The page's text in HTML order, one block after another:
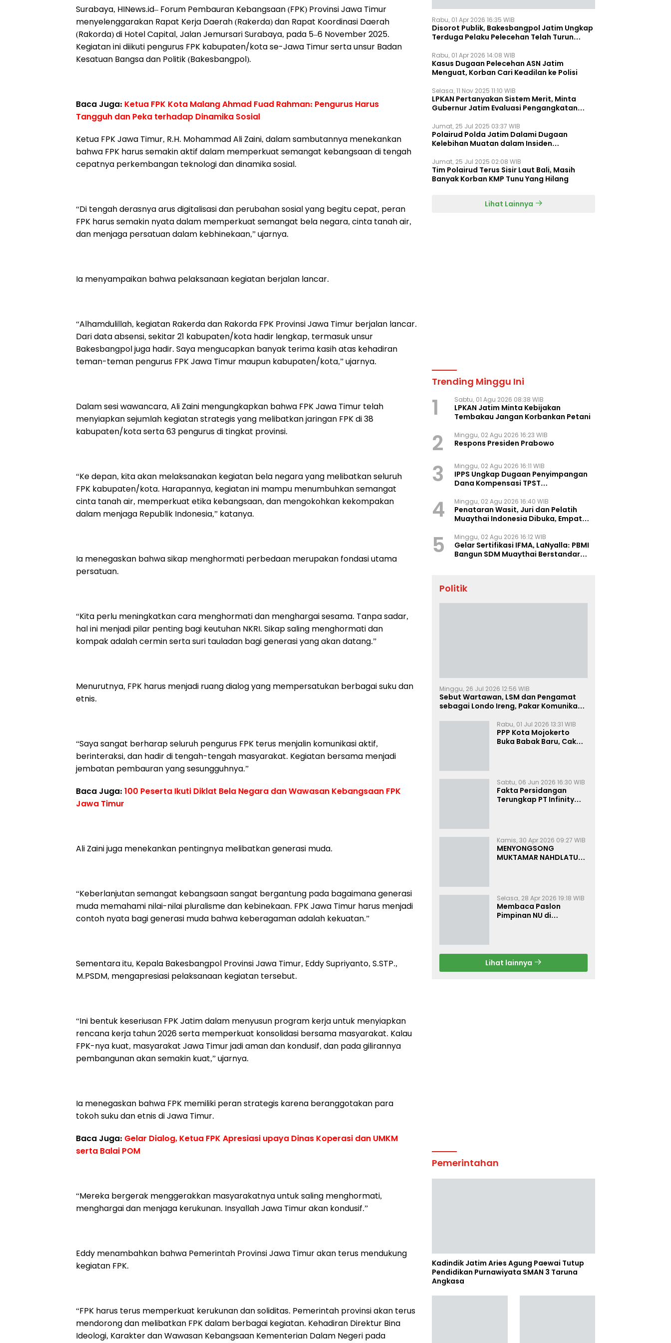
Surabaya, HINews.id– Forum Pembauran Kebangsaan (FPK) Provinsi Jawa Timur
menyelenggarakan Rapat Kerja Daerah (Rakerda) dan Rapat Koordinasi Daerah
(Rakorda) di Hotel Capital, Jalan Jemursari Surabaya, pada 5–6 November 2025.
Kegiatan ini diikuti pengurus FPK kabupaten/kota se-Jawa Timur serta unsur Badan
Kesatuan Bangsa dan Politik (Bakesbangpol).
Baca Juga: Ketua FPK Kota Malang Ahmad Fuad Rahman: Pengurus Harus
Tangguh dan Peka terhadap Dinamika Sosial
Ketua FPK Jawa Timur, R.H. Mohammad Ali Zaini, dalam sambutannya menekankan
bahwa FPK harus semakin aktif dalam memperkuat semangat kebangsaan di tengah
cepatnya perkembangan teknologi dan dinamika sosial.
“Di tengah derasnya arus digitalisasi dan perubahan sosial yang begitu cepat, peran
FPK harus semakin nyata dalam memperkuat semangat bela negara, cinta tanah air,
dan menjaga persatuan dalam kebhinekaan,” ujarnya.
Ia menyampaikan bahwa pelaksanaan kegiatan berjalan lancar.
“Alhamdulillah, kegiatan Rakerda dan Rakorda FPK Provinsi Jawa Timur berjalan lancar.
Dari data absensi, sekitar 21 kabupaten/kota hadir lengkap, termasuk unsur
Bakesbangpol juga hadir. Saya mengucapkan banyak terima kasih atas kehadiran
teman-teman pengurus FPK Jawa Timur maupun kabupaten/kota,” ujarnya.
Dalam sesi wawancara, Ali Zaini mengungkapkan bahwa FPK Jawa Timur telah
menyiapkan sejumlah kegiatan strategis yang melibatkan jaringan FPK di 38
kabupaten/kota serta 63 pengurus di tingkat provinsi.
“Ke depan, kita akan melaksanakan kegiatan bela negara yang melibatkan seluruh
FPK kabupaten/kota. Harapannya, kegiatan ini mampu menumbuhkan semangat
cinta tanah air, memperkuat etika kebangsaan, dan mengokohkan kekompakan
dalam menjaga Republik Indonesia,” katanya.
Ia menegaskan bahwa sikap menghormati perbedaan merupakan fondasi utama
persatuan.
“Kita perlu meningkatkan cara menghormati dan menghargai sesama. Tanpa sadar,
hal ini menjadi pilar penting bagi keutuhan NKRI. Sikap saling menghormati dan
kompak adalah cermin serta suri tauladan bagi generasi yang akan datang.”
Menurutnya, FPK harus menjadi ruang dialog yang mempersatukan berbagai suku dan
etnis.
“Saya sangat berharap seluruh pengurus FPK terus menjalin komunikasi aktif,
berinteraksi, dan hadir di tengah-tengah masyarakat. Kegiatan bersama menjadi
jembatan pembauran yang sesungguhnya.”
Baca Juga: 100 Peserta Ikuti Diklat Bela Negara dan Wawasan Kebangsaan FPK
Jawa Timur
Ali Zaini juga menekankan pentingnya melibatkan generasi muda.
“Keberlanjutan semangat kebangsaan sangat bergantung pada bagaimana generasi
muda memahami nilai-nilai pluralisme dan kebinekaan. FPK Jawa Timur harus menjadi
contoh nyata bagi generasi muda bahwa keberagaman adalah kekuatan.”
Sementara itu, Kepala Bakesbangpol Provinsi Jawa Timur, Eddy Supriyanto, S.STP.,
M.PSDM, mengapresiasi pelaksanaan kegiatan tersebut.
“Ini bentuk keseriusan FPK Jatim dalam menyusun program kerja untuk menyiapkan
rencana kerja tahun 2026 serta memperkuat konsolidasi bersama masyarakat. Kalau
FPK-nya kuat, masyarakat Jawa Timur jadi aman dan kondusif, dan pada gilirannya
pembangunan akan semakin kuat,” ujarnya.
Ia menegaskan bahwa FPK memiliki peran strategis karena beranggotakan para
tokoh suku dan etnis di Jawa Timur.
Baca Juga: Gelar Dialog, Ketua FPK Apresiasi upaya Dinas Koperasi dan UMKM
serta Balai POM
“Mereka bergerak menggerakkan masyarakatnya untuk saling menghormati,
menghargai dan menjaga kerukunan. Insyallah Jawa Timur akan kondusif.”
Eddy menambahkan bahwa Pemerintah Provinsi Jawa Timur akan terus mendukung
kegiatan FPK.
“FPK harus terus memperkuat kerukunan dan soliditas. Pemerintah provinsi akan terus
mendorong dan melibatkan FPK dalam berbagai kegiatan. Kehadiran Direktur Bina
Ideologi, Karakter dan Wawasan Kebangsaan Kementerian Dalam Negeri pada
Rabu, 01 Apr 2026 16:35 WIB
Disorot Publik, Bakesbangpol Jatim Ungkap
Terduga Pelaku Pelecehan Telah Turun
Rabu, 01 Apr 2026 14:08 WIB
Kasus Dugaan Pelecehan ASN Jatim
Menguat, Korban Cari Keadilan ke Polisi
Selasa, 11 Nov 2025 11:10 WIB
LPKAN Pertanyakan Sistem Merit, Minta
Gubernur Jatim Evaluasi Pengangkatan
Jumat, 25 Jul 2025 03:37 WIB
Polairud Polda Jatim Dalami Dugaan
Kelebihan Muatan dalam Insiden
Jumat, 25 Jul 2025 02:08 WIB
Tim Polairud Terus Sisir Laut Bali, Masih
Banyak Korban KMP Tunu Yang Hilang
Lihat Lainnya
Trending Minggu Ini
1 Sabtu, 01 Agu 2026 08:38 WIB
LPKAN Jatim Minta Kebijakan
Tembakau Jangan Korbankan Petani
2 Minggu, 02 Agu 2026 16:23 WIB
Respons Presiden Prabowo
3 Minggu, 02 Agu 2026 16:11 WIB
IPPS Ungkap Dugaan Penyimpangan
Dana Kompensasi TPST
4 Minggu, 02 Agu 2026 16:40 WIB
Penataran Wasit, Juri dan Pelatih
Muaythai Indonesia Dibuka, Empat
5 Minggu, 02 Agu 2026 16:12 WIB
Gelar Sertifikasi IFMA, LaNyalla: PBMI
Bangun SDM Muaythai Berstandar
Politik
Minggu, 26 Jul 2026 12:56 WIB
Sebut Wartawan, LSM dan Pengamat
sebagai Londo Ireng, Pakar Komunikasi:
Rabu, 01 Jul 2026 13:31 WIB
PPP Kota Mojokerto
Buka Babak Baru, Cak
Sabtu, 06 Jun 2026 16:30 WIB
Fakta Persidangan
Terungkap PT Infinity
Kamis, 30 Apr 2026 09:27 WIB
MENYONGSONG
MUKTAMAR NAHDLATUL
Selasa, 28 Apr 2026 19:18 WIB
Membaca Paslon
Pimpinan NU di
Lihat lainnya
Pemerintahan
Kadindik Jatim Aries Agung Paewai Tutup
Pendidikan Purnawiyata SMAN 3 Taruna
Angkasa